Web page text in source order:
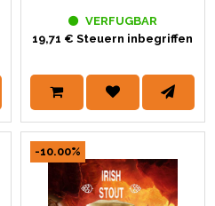
VERFUGBAR
19,71 € Steuern inbegriffen
-10.00%